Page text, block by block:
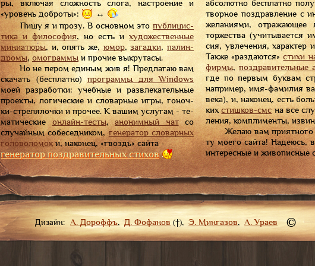
ры, вклю­чая слож­ность сло­га, на­стро­ение и
«уро­вень доб­ро­ты»:
↔
Пи­шу я и про­зу. В ос­нов­ном это пуб­ли­цис­
ти­ка и фи­ло­со­фия, но есть и ху­до­жест­вен­ные
ми­ни­а­тю­ры, и, опять же, юмор,за­гад­ки,па­лин­
дро­мы, омо­грам­мы и про­чие вы­кру­та­сы.
Но не пе­ром еди­ным жив я! Пред­ла­гаю вам
ска­чать (бес­плат­но)про­грам­мы для Win­dows
мо­ей раз­ра­бот­ки: учеб­ные и раз­вле­ка­тель­ные
про­ек­ты, ло­ги­чес­кие и сло­вар­ные иг­ры, го­ноч­
ки-стре­ля­лоч­ки и про­чее. К ва­шим ус­лу­гам - те­
ма­ти­чес­киеон­лайн-тес­ты,ано­ним­ный чатсо
слу­чай­ным со­бе­сед­ни­ком,ге­не­ра­тор сло­вар­ных
го­ло­во­ло­моки, на­ко­нец, «гвоздь» сай­та -
генератор поздравительныхстихов
аб­со­лют­но бес­плат­но
твор­ное по­здрав­ле­ние с
же­ла­ни­ями, от­ра­жа­ю­щее
тор­жест­ва (учи­ты­ва­ет­ся
сия, ув­ле­че­ния, ха­рак­тер
Та­кже «раз­да­ют­ся»сти­хи
фир­мы, по­здра­ви­тель­ные
где по пер­вым бук­вам
на­при­мер, имя-фа­ми­лия
ве­ка), и, на­ко­нец, есть
кихстиш­ков-смсна все
ле­ния, ком­пли­мен­ты,
Же­лаю вам при­ят­но­го
ту мо­е­го сай­та! На­де­юсь,
ин­те­рес­ные и жи­во­пис­ные
Дизайн: А. Дороффъ, Д. Фофанов (†), Э. Мингазов, А. Ураев ©